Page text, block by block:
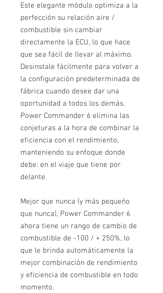
Este elegante módulo optimiza a la
perfección su relación aire /
combustible sin cambiar
directamente la ECU, lo que hace
que sea fácil de llevar al máximo.
Desinstale fácilmente para volver a
la configuración predeterminada de
fábrica cuando desee dar una
oportunidad a todos los demás.
Power Commander 6 elimina las
conjeturas a la hora de combinar la
eficiencia con el rendimiento,
manteniendo su enfoque donde
debe: en el viaje que tiene por
delante.
Mejor que nunca (y más pequeño
que nunca), Power Commander 6
ahora tiene un rango de cambio de
combustible de -100 / + 250%, lo
que le brinda automáticamente la
mejor combinación de rendimiento
y eficiencia de combustible en todo
momento.